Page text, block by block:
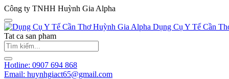
Công ty TNHH Huỳnh Gia Alpha
Huỳnh Gia Alpha Dụng Cụ Y Tế Cần
Tat ca san pham
Hotline: 0907 694 868
Email: huynhgiact65@gmail.com